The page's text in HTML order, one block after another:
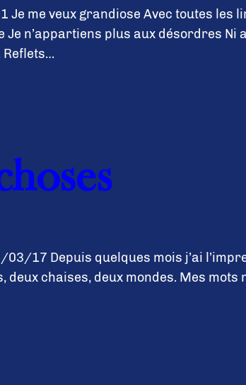
me veux grandiose Avec toutes les
n’appartiens plus aux désordres
Reflets…
17 Depuis quelques mois j’ai
chaises, deux mondes. Mes